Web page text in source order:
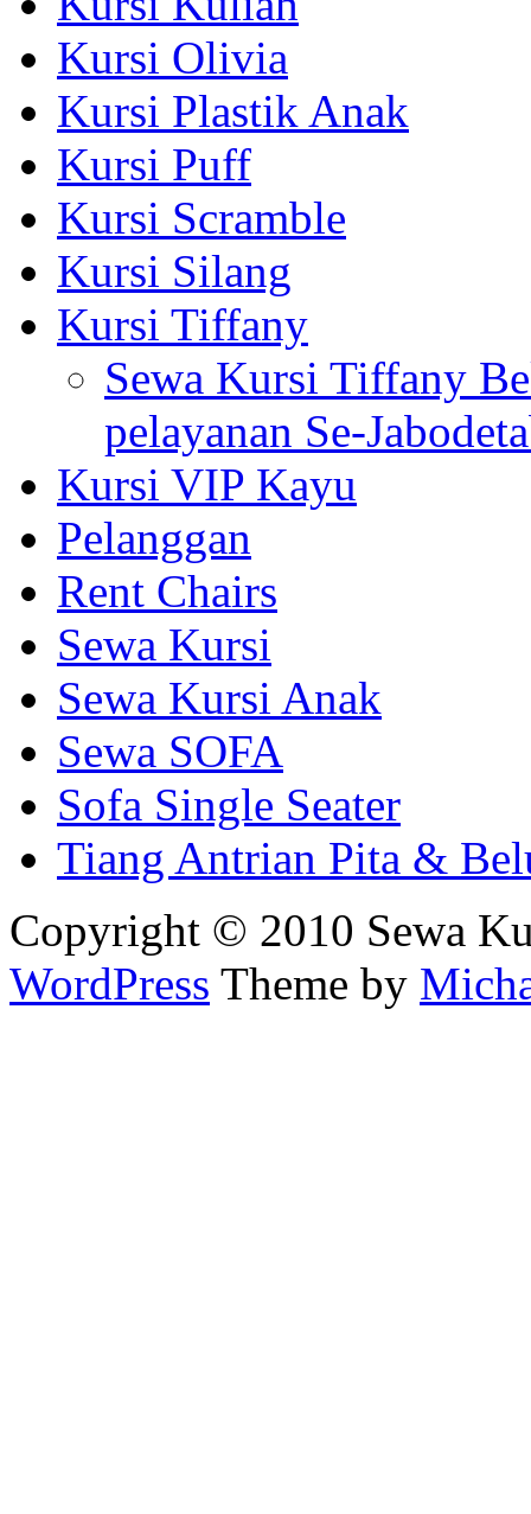
Kursi Olivia
Kursi Plastik Anak
Kursi Puff
Kursi Scramble
Kursi Silang
Kursi Tiffany
Sewa Kursi Tiffany
pelayanan Se-
Kursi VIP Kayu
Pelanggan
Rent Chairs
Sewa Kursi
Sewa Kursi Anak
Sewa SOFA
Sofa Single Seater
Tiang Antrian Pita &
Copyright © 2010 Sewa
WordPress Theme by